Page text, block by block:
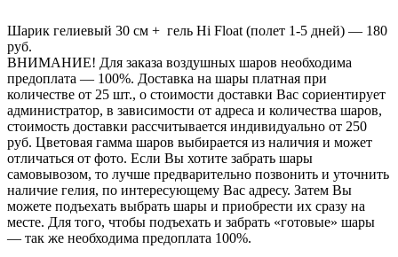
Шарик гелиевый 30 см + гель Hi Float (полет 1-5 дней) — 180
руб.
ВНИМАНИЕ! Для заказа воздушных шаров необходима
предоплата — 100%. Доставка на шары платная при
количестве от 25 шт., о стоимости доставки Вас сориентирует
администратор, в зависимости от адреса и количества шаров,
стоимость доставки рассчитывается индивидуально от 250
руб. Цветовая гамма шаров выбирается из наличия и может
отличаться от фото. Если Вы хотите забрать шары
самовывозом, то лучше предварительно позвонить и уточнить
наличие гелия, по интересующему Вас адресу. Затем Вы
можете подъехать выбрать шары и приобрести их сразу на
месте. Для того, чтобы подъехать и забрать «готовые» шары
— так же необходима предоплата 100%.